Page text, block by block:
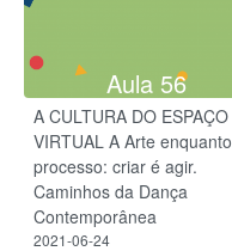
Aula 56
A CULTURA DO ESPAÇO
VIRTUAL A Arte enquanto
processo: criar é agir.
Caminhos da Dança
Contemporânea
2021-06-24